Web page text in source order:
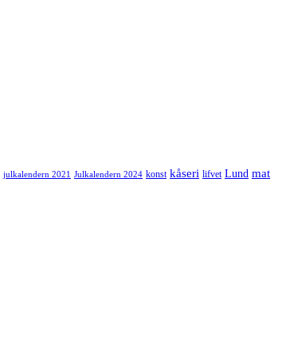
julkalendern 2021 Julkalendern 2024 konst kåseri lifvet Lund mat